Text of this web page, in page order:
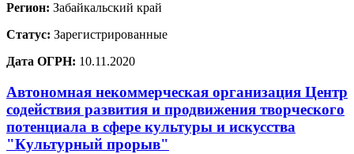
Регион: Забайкальский край
Статус: Зарегистрированные
Дата ОГРН: 10.11.2020
Автономная некоммерческая организация Центр
содействия развития и продвижения творческого
потенциала в сфере культуры и искусства
"Культурный прорыв"